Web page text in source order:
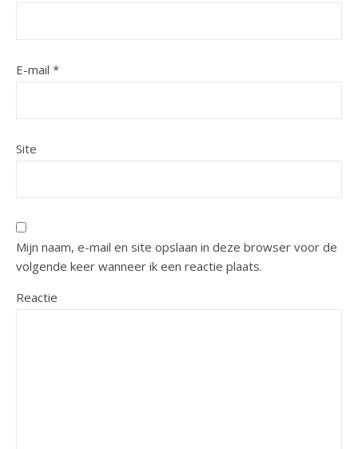
E-mail *
Site
Mijn naam, e-mail en site opslaan in deze browser voor de
volgende keer wanneer ik een reactie plaats.
Reactie